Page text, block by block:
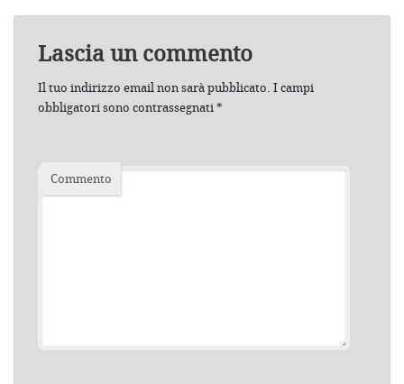
Lascia un commento
Il tuo indirizzo email non sarà pubblicato. I campi
obbligatori sono contrassegnati*
Commento